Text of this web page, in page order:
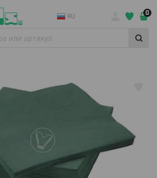
RU 0